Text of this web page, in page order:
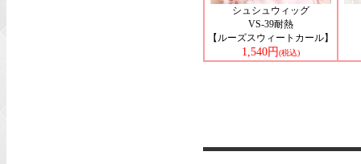
シュシュウィッグ
VS-39耐熱
【ルーズスウィートカール】
1,540円(税込)